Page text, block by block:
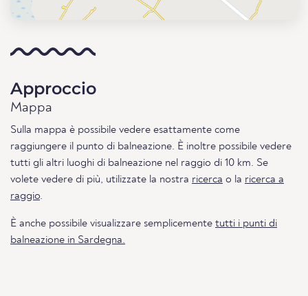
Approccio
Mappa
Sulla mappa è possibile vedere esattamente come
raggiungere il punto di balneazione. È inoltre possibile vedere
tutti gli altri luoghi di balneazione nel raggio di 10 km. Se
volete vedere di più, utilizzate la nostra ricerca o la ricerca a
raggio.
È anche possibile visualizzare semplicemente tutti i punti di
balneazione in Sardegna.